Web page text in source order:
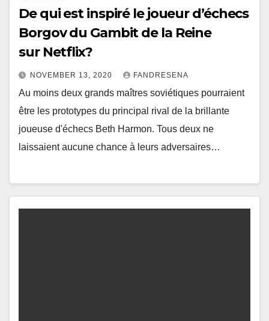
De qui est inspiré le joueur d’échecs
Borgov du Gambit de la Reine
sur Netflix?
NOVEMBER 13, 2020 FANDRESENA
Au moins deux grands maîtres soviétiques pourraient
être les prototypes du principal rival de la brillante
joueuse d'échecs Beth Harmon. Tous deux ne
laissaient aucune chance à leurs adversaires…